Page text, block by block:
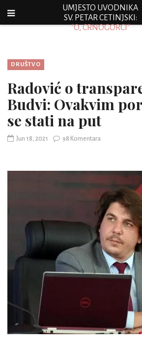
UMJESTO UVODNIKA
SV. PETAR CETINJSKI:
"O, CRNOGORCI"
DRUŠTVO
Radović o
Budvi: Ovakvim
se stati na put
Jun 18, 2021 98 Komentara